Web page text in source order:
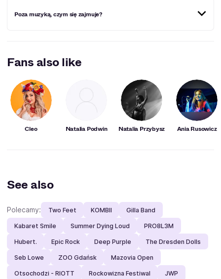
ulubiony jazzowy scat dźwięk.
Poza muzyką, czym się zajmuje?
wellness i cannabis.
Fans also like
Cleo Natalia Podwin Natalia Przybysz Ania Rusowicz
See also
Polecamy: Two Feet KOMBII Gilla Band
Kabaret Smile Summer Dying Loud PRO8L3M
Hubert. Epic Rock Deep Purple The Dresden Dolls
Seb Lowe ZOO Gdańsk Mazovia Open
Otsochodzi - RIOTT Rockowizna Festiwal JWP